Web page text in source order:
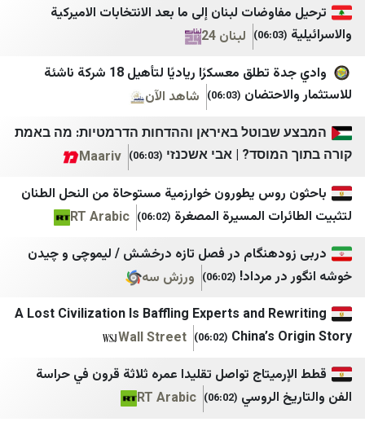
OTV
الوكالة الوطنية للإعلام
سيدر نيوز
لبنان 24
مركز بيروت للاخبار
المنار
الإعلام الحربي حزب الله
صوت بيروت إنترناشونال
وكالة أخبار اليوم
ورزش سه
بی بی سی
الجادّة
ايران بالعراقي اندبندنت
AA Tr
CNN TURK
TRT Haber
BBC TURK
61SAAT
akit
لبنان إلى ما بعد الانتخابات الاميركية
لبنان 24
وادي جدة تطلق معسكرًا رياديًا لتأهيل 18 شركة ناشئة
(06:03)
شاهد الآن
באיראן וההדחות הדרמטיות: מה באמת
| אבי אשכנזי (06:03)
Maariv
يطورون خوارزمية مستوحاة من النحل الطنان
المسيرة المصغرة (06:02)
RT Arabic
در فصل تازه درخشش / لیموچی و چیدن
مرداد! (06:02)
ورزش سه
A Lost Civilization Is Baffling Experts and
China’s
(06:02)
Wall Street
تواصل تقليدا عمره ثلاثة قرون في حراسة
الروسي (06:02)
RT Arabic